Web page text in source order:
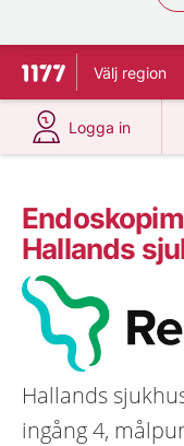
Till startsidan för
Välj region
Logga in
på 1177.se
Hallands
Hallands
ingång 4,